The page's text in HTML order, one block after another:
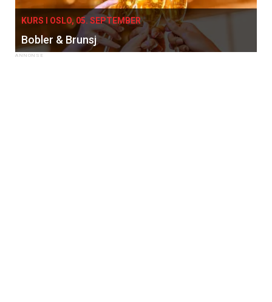
KURS I OSLO, 05. SEPTEMBER
Bobler & Brunsj